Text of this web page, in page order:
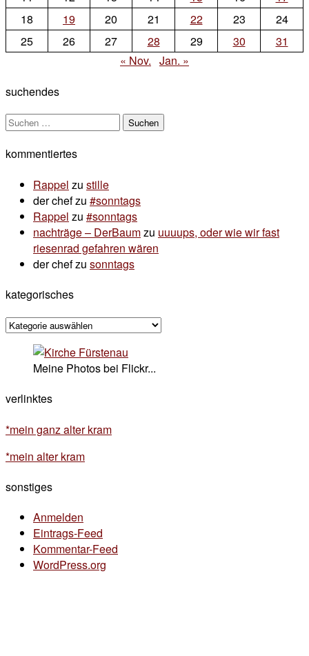
18
19 20 21 22 23
24
25
26 27 28 29 30
31
« Nov. Jan. »
suchendes
Suchen
kommentiertes
Rappel zu stille
der chefzu #sonntags
Rappel zu #sonntags
nachträge – DerBaumzu uuuups, oder wie wir fast
riesenrad gefahren wären
der chefzu sonntags
kategorisches
kategorisches
Meine Photos bei Flickr...
verlinktes
*mein ganz alter kram
*mein alter kram
sonstiges
Anmelden
Eintrags-Feed
Kommentar-Feed
WordPress.org